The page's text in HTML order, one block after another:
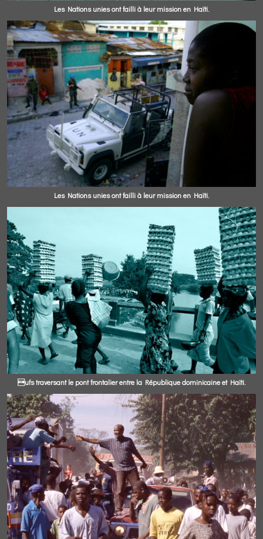
Les Nations unies ont failli à leur mission en Haïti.
Les Nations unies ont failli à leur mission en Haïti.
ufs traversant le pont frontalier entre la République dominicaine et Haïti.